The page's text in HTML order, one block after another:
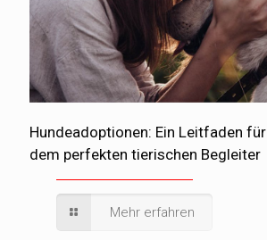
Hundeadoptionen: Ein Leitfaden
dem perfekten tierischen Begleiter
Mehr erfahren